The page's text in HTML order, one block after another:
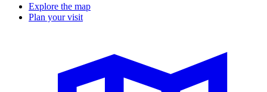
Explore the map
Plan your visit